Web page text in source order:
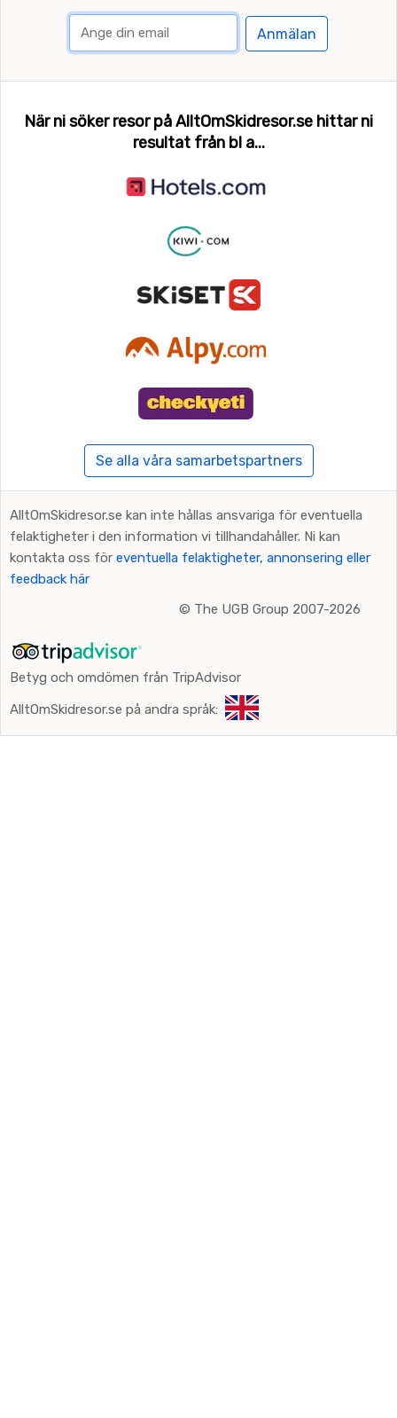
Anmälan
När ni söker resor på AlltOmSkidresor.se hittar ni
resultat från bl a...
Se alla våra samarbetspartners
AlltOmSkidresor.se kan inte hållas ansvariga för eventuella
felaktigheter i den information vi tillhandahåller. Ni kan
kontakta oss för eventuella felaktigheter, annonsering eller
feedback här
© The UGB Group 2007-2026
Betyg och omdömen från TripAdvisor
AlltOmSkidresor.se på andra språk: